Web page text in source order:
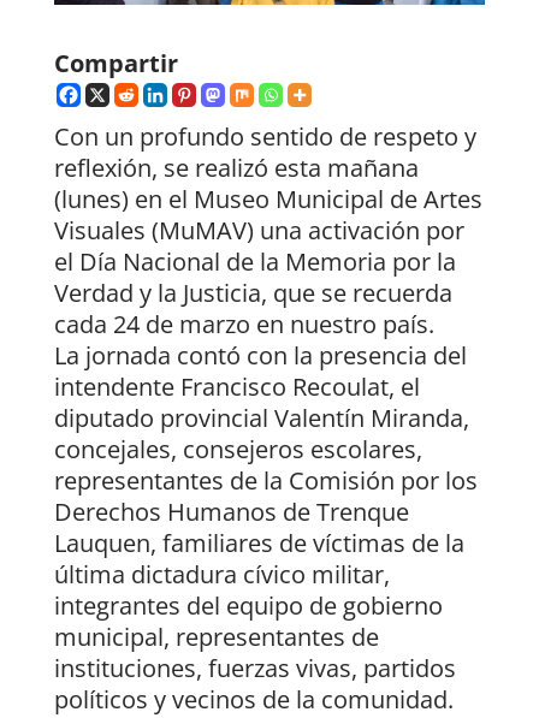
Compartir
Con un profundo sentido de respeto y
reflexión, se realizó esta mañana
(lunes) en el Museo Municipal de Artes
Visuales (MuMAV) una activación por
el Día Nacional de la Memoria por la
Verdad y la Justicia, que se recuerda
cada 24 de marzo en nuestro país.
La jornada contó con la presencia del
intendente Francisco Recoulat, el
diputado provincial Valentín Miranda,
concejales, consejeros escolares,
representantes de la Comisión por los
Derechos Humanos de Trenque
Lauquen, familiares de víctimas de la
última dictadura cívico militar,
integrantes del equipo de gobierno
municipal, representantes de
instituciones, fuerzas vivas, partidos
políticos y vecinos de la comunidad.